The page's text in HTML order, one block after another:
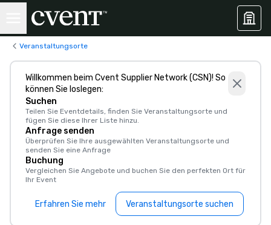
Veranstaltungsorte
Willkommen beim Cvent Supplier Network (CSN)! So
können Sie loslegen:
Suchen
Teilen Sie Eventdetails, finden Sie Veranstaltungsorte und
fügen Sie diese Ihrer Liste hinzu.
Anfrage senden
Überprüfen Sie Ihre ausgewählten Veranstaltungsorte und
senden Sie eine Anfrage
Buchung
Vergleichen Sie Angebote und buchen Sie den perfekten Ort für
Ihr Event
Erfahren Sie mehr Veranstaltungsorte suchen